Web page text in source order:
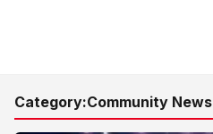
Category:Community News